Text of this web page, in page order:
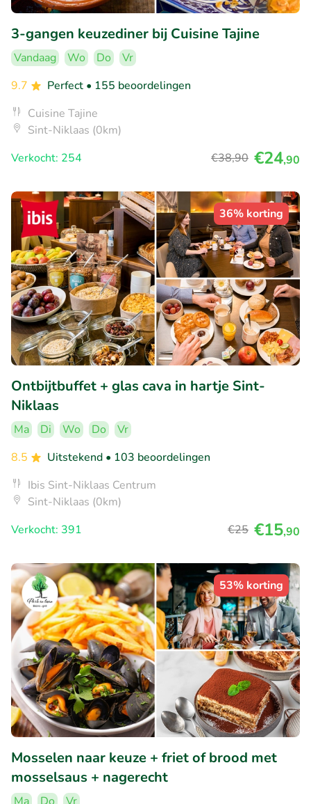
3-gangen keuzediner bij Cuisine Tajine
Vandaag Wo Do
Vr
9.7
Perfect • 155 beoordelingen
Cuisine Tajine
Sint-Niklaas (0km)
Verkocht: 254
€38,90 €24,90
36% korting
Ontbijtbuffet + glas cava in hartje Sint-
Niklaas
Ma Di Wo Do
Vr
8.5
Uitstekend • 103 beoordelingen
Ibis Sint-Niklaas Centrum
Sint-Niklaas (0km)
Verkocht: 391
€25 €15,90
53% korting
Mosselen naar keuze + friet of brood met
mosselsaus + nagerecht